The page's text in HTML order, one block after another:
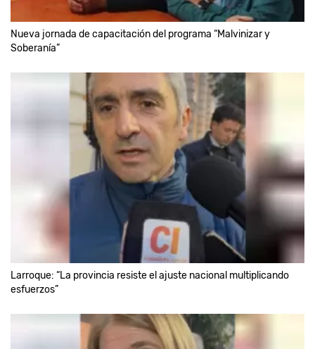
Nueva jornada de capacitación del programa “Malvinizar y
Soberanía”
Larroque: “La provincia resiste el ajuste nacional multiplicando
esfuerzos”